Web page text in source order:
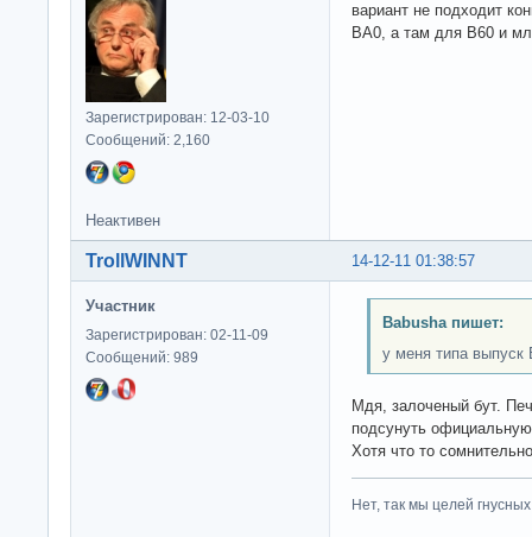
Зарегистрирован: 12-03-10
Сообщений: 2,160
вариант не подходит
BA0, а там для B60 и
Неактивен
14-12-11 01:38:57
TrollWINNT
Участник
Зарегистрирован: 02-11-09
Сообщений: 989
Babusha пишет:
у меня типа
Мдя, залоченый бут.
подсунуть
Хотя что то
Нет, так мы целей